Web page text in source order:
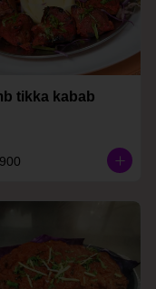
tikka kabab